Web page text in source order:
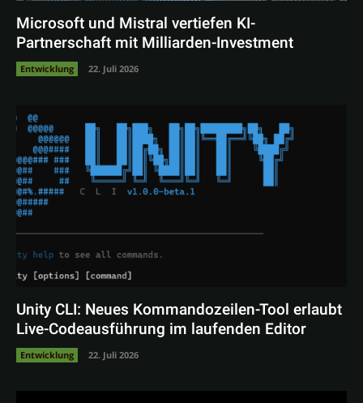
Microsoft und Mistral vertiefen KI-
Partnerschaft mit Milliarden-Investment
Entwicklung 22. Juli 2026
Unity CLI: Neues Kommandozeilen-Tool erlaubt
Live-Codeausführung im laufenden Editor
Entwicklung 22. Juli 2026